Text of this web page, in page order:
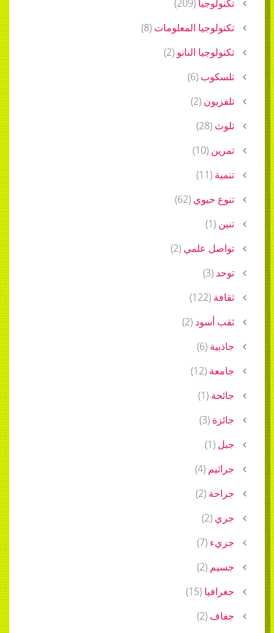
تكنولوجيا (
209
)
تكنولوجيا المعلومات (
8
)
تكنولوجيا النانو (
2
)
تلسكوب (
6
)
تلفزيون (
2
)
تلوث (
28
)
تمرين (
10
)
تنمية (
11
)
تنوع حيوي (
62
)
تنين (
1
)
تواصل علمي (
2
)
توحد (
3
)
ثقافة (
122
)
ثقب أسود (
2
)
جاذبية (
6
)
جامعة (
12
)
جائحة (
1
)
جائزة (
3
)
جبل (
1
)
جراثيم (
4
)
جراحة (
2
)
جري (
2
)
جزيء (
7
)
جسيم (
2
)
جغرافيا (
15
)
جفاف (
2
)